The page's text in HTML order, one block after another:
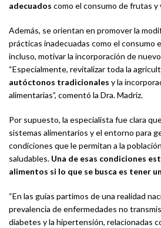
adecuados como el consumo de frutas y
Además, se orientan en promover la
prácticas inadecuadas como el consumo
incluso, motivar la incorporación de
“Especialmente, revitalizar toda la
autóctonos tradicionales y la
alimentarias”, comentó la Dra. Madriz.
Por supuesto, la especialista fue clara
sistemas alimentarios y el entorno para
condiciones que le permitan a la
saludables. Una de esas condiciones
alimentos si lo que se busca es tener
“En las guías partimos de una realidad
prevalencia de enfermedades no
diabetes y la hipertensión, relacionadas